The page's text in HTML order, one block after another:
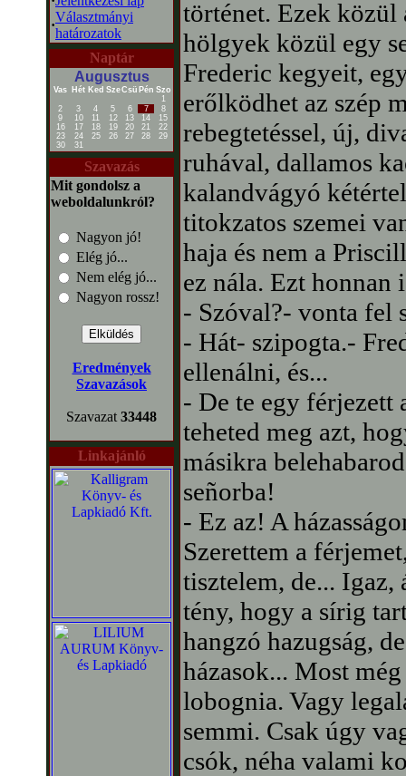
·
Választmányi
határozatok
Naptár
Augusztus
Vas Hét Ked SzeCsü Pén Szo
1
2
3 4 5 6 7
8
9
10 11 12 13 14
15
16
17 18 19 20 21
22
23
24 25 26 27 28
29
30
31
Szavazás
Mit gondolsz a
weboldalunkról?
Nagyon jó!
Elég jó...
Nem elég jó...
Nagyon rossz!
Eredmények
Szavazások
Szavazat 33448
Linkajánló
történet. Ezek közül
hölgyek közül egy
Frederic kegyeit,
erőlködhet az szép
rebegtetéssel, új,
ruhával, dallamos
kalandvágyó
titokzatos szemei
haja és nem a
ez nála. Ezt honnan
- Szóval?- vonta fel
- Hát- szipogta.-
ellenálni, és...
- De te egy férjezett
teheted meg azt,
másikra
señorba!
- Ez az! A
Szerettem a
tisztelem, de... Igaz,
tény, hogy a sírig
hangzó hazugság,
házasok... Most
lobognia. Vagy
semmi. Csak úgy
csók, néha valami